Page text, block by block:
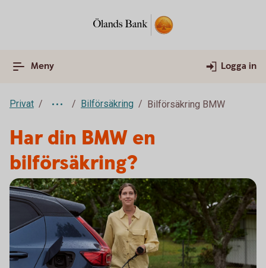
Meny Logga in
Privat Bilförsäkring Bilförsäkring BMW
Har din BMW en
bilförsäkring?